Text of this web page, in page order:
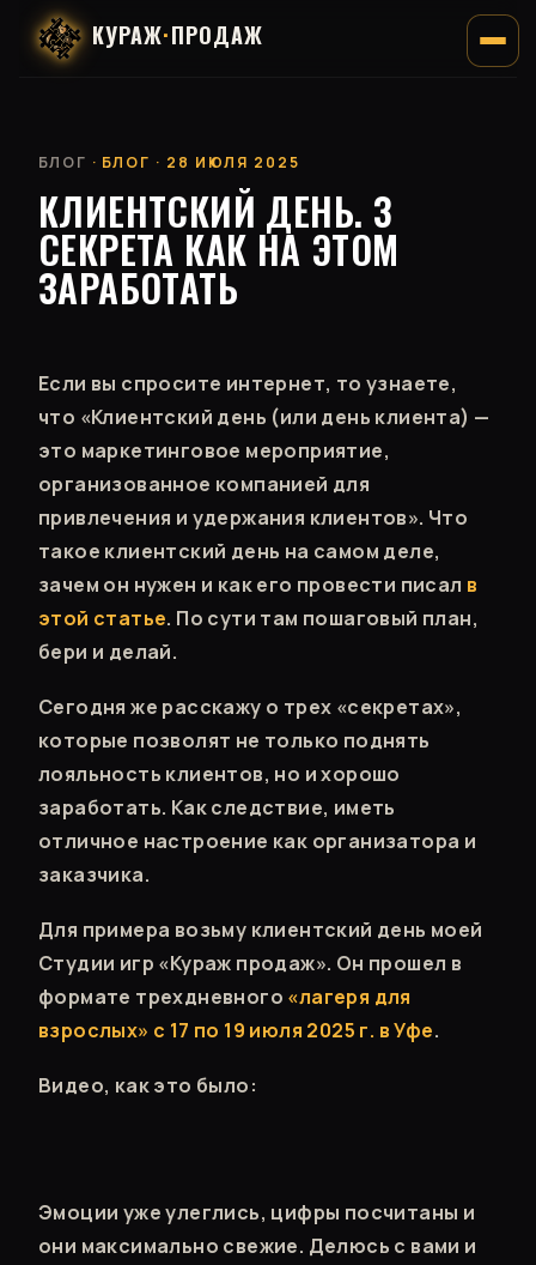
КУРАЖ·ПРОДАЖ
БЛОГ · БЛОГ · 28 ИЮЛЯ 2025
КЛИЕНТСКИЙ ДЕНЬ. 3
СЕКРЕТА КАК НА ЭТОМ
ЗАРАБОТАТЬ
Если вы спросите интернет, то узнаете,
что «Клиентский день (или день клиента) —
это маркетинговое мероприятие,
организованное компанией для
привлечения и удержания клиентов». Что
такое клиентский день на самом деле,
зачем он нужен и как его провести писал в
этой статье. По сути там пошаговый план,
бери и делай.
Сегодня же расскажу о трех «секретах»,
которые позволят не только поднять
лояльность клиентов, но и хорошо
заработать. Как следствие, иметь
отличное настроение как организатора и
заказчика.
Для примера возьму клиентский день моей
Студии игр «Кураж продаж». Он прошел в
формате трехдневного «лагеря для
взрослых» с 17 по 19 июля 2025 г. в Уфе.
Видео, как это было:
Эмоции уже улеглись, цифры посчитаны и
они максимально свежие. Делюсь с вами и